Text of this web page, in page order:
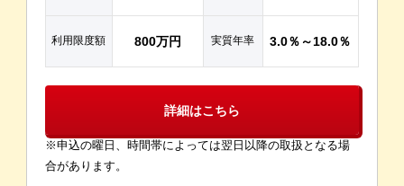
利用限度額 800万円 実質年率 3.0％～18.0％
詳細はこちら
※申込の曜日、時間帯によっては翌日以降の取扱となる場
合があります。